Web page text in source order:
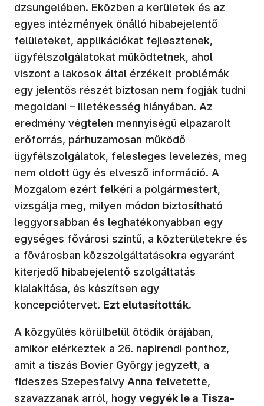
dzsungelében. Eközben a kerületek és az
egyes intézmények önálló hibabejelentő
felületeket, applikációkat fejlesztenek,
ügyfélszolgálatokat működtetnek, ahol
viszont a lakosok által érzékelt problémák
egy jelentős részét biztosan nem fogják tudni
megoldani – illetékesség hiányában. Az
eredmény végtelen mennyiségű elpazarolt
erőforrás, párhuzamosan működő
ügyfélszolgálatok, felesleges levelezés, meg
nem oldott ügy és elvesző információ. A
Mozgalom ezért felkéri a polgármestert,
vizsgálja meg, milyen módon biztosítható
leggyorsabban és leghatékonyabban egy
egységes fővárosi szintű, a közterületekre és
a fővárosban közszolgáltatásokra egyaránt
kiterjedő hibabejelentő szolgáltatás
kialakítása, és készítsen egy
koncepciótervet. Ezt elutasították.
A közgyűlés körülbelül ötödik órájában,
amikor elérkeztek a 26. napirendi ponthoz,
amit a tiszás Bovier György jegyzett, a
fideszes Szepesfalvy Anna felvetette,
szavazzanak arról, hogy vegyék le a Tisza-